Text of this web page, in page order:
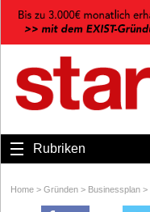
Rubriken
Home > Gründen > Businessplan >